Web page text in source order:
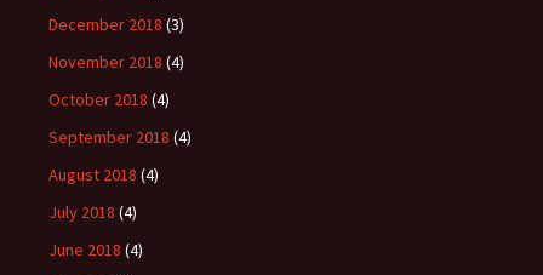
December 2018 (3)
November 2018 (4)
October 2018 (4)
September 2018 (4)
August 2018 (4)
July 2018 (4)
June 2018 (4)